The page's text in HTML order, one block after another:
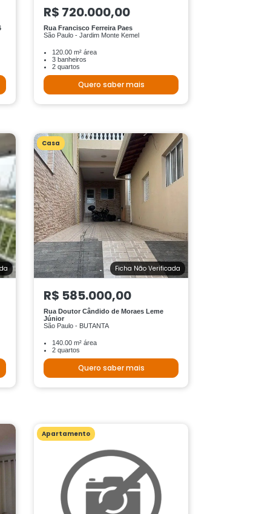
R$ 720.000,00
Rua Francisco Ferreira Paes
São Paulo - Jardim Monte Kemel
120.00 m² área
3 banheiros
2 quartos
Quero saber mais
Casa
Ficha Não Verificada
R$ 585.000,00
Rua Doutor Cândido de Moraes Leme
Júnior
São Paulo - BUTANTA
140.00 m² área
2 quartos
Quero saber mais
Apartamento